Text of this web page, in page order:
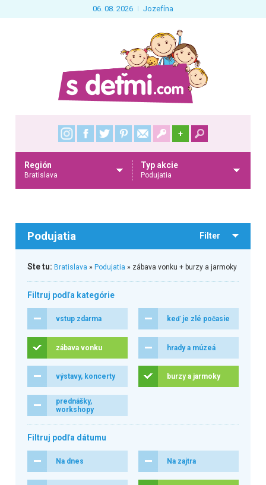
06. 08. 2026 Jozefína
+
Región
Bratislava
Typ akcie
Podujatia
Podujatia Filter
Ste tu: Bratislava » Podujatia » zábava vonku + burzy a jarmoky
Filtruj podľa kategórie
vstup zdarma keď je zlé počasie
zábava vonku hrady a múzeá
výstavy, koncerty burzy a jarmoky
prednášky,
workshopy
Filtruj podľa dátumu
Na dnes Na zajtra